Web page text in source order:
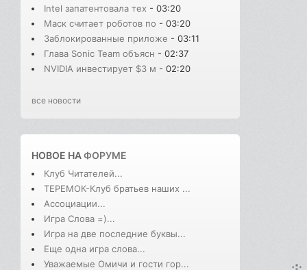
Intel запатентовала тех - 03:20
Маск считает роботов по - 03:20
Заблокированные приложе - 03:11
Глава Sonic Team объясн - 02:37
NVIDIA инвестирует $3 м - 02:20
все новости
НОВОЕ НАФОРУМЕ
Клуб Читателей...
ТЕРЕМОК-Клуб братьев наших ...
Ассоциации...
Игра Слова =)...
Игра на две последние буквы...
Еще одна игра слова...
Уважаемые Омичи и гости гор...